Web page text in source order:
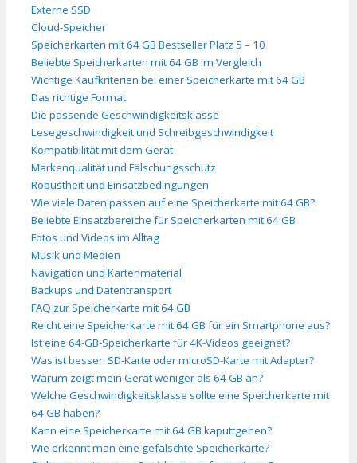
Externe SSD
Cloud-Speicher
Speicherkarten mit 64 GB Bestseller Platz 5 – 10
Beliebte Speicherkarten mit 64 GB im Vergleich
Wichtige Kaufkriterien bei einer Speicherkarte mit 64 GB
Das richtige Format
Die passende Geschwindigkeitsklasse
Lesegeschwindigkeit und Schreibgeschwindigkeit
Kompatibilität mit dem Gerät
Markenqualität und Fälschungsschutz
Robustheit und Einsatzbedingungen
Wie viele Daten passen auf eine Speicherkarte mit 64 GB?
Beliebte Einsatzbereiche für Speicherkarten mit 64 GB
Fotos und Videos im Alltag
Musik und Medien
Navigation und Kartenmaterial
Backups und Datentransport
FAQ zur Speicherkarte mit 64 GB
Reicht eine Speicherkarte mit 64 GB für ein Smartphone aus?
Ist eine 64-GB-Speicherkarte für 4K-Videos geeignet?
Was ist besser: SD-Karte oder microSD-Karte mit Adapter?
Warum zeigt mein Gerät weniger als 64 GB an?
Welche Geschwindigkeitsklasse sollte eine Speicherkarte mit
64 GB haben?
Kann eine Speicherkarte mit 64 GB kaputtgehen?
Wie erkennt man eine gefälschte Speicherkarte?